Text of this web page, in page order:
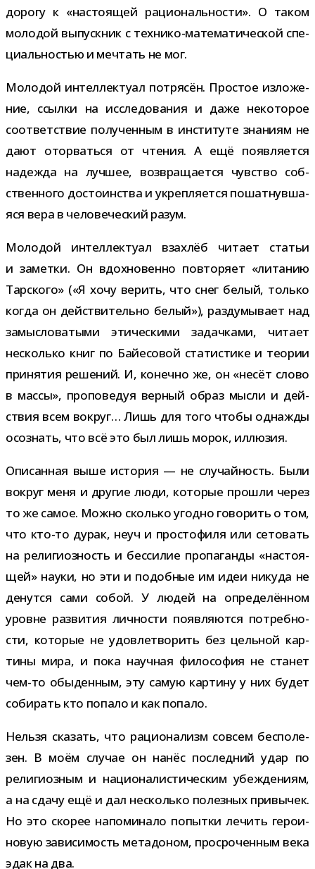
дорогу к «насто­я­щей раци­о­наль­но­сти». О таком
моло­дой выпуск­ник с технико-​математической спе­
ци­аль­но­стью и меч­тать не мог.
Молодой интел­лек­туал потря­сён. Простое изло­же­
ние, ссылки на иссле­до­ва­ния и даже неко­то­рое
соот­вет­ствие полу­чен­ным в инсти­туте зна­ниям не
дают ото­рваться от чте­ния. А ещё появ­ля­ется
надежда на луч­шее, воз­вра­ща­ется чув­ство соб­
ствен­ного досто­ин­ства и укреп­ля­ется пошат­нув­ша­
яся вера в чело­ве­че­ский разум.
Молодой интел­лек­туал вза­хлёб читает ста­тьи
и заметки. Он вдох­но­венно повто­ряет «лита­нию
Тарского» («Я хочу верить, что снег белый, только
когда он дей­стви­тельно белый»), раз­ду­мы­вает над
замыс­ло­ва­тыми эти­че­скими задач­ками, читает
несколько книг по Байесовой ста­ти­стике и тео­рии
при­ня­тия реше­ний. И, конечно же, он «несёт слово
в массы», про­по­ве­дуя вер­ный образ мысли и дей­
ствия всем вокруг… Лишь для того чтобы одна­жды
осо­знать, что всё это был лишь морок, иллюзия.
Описанная выше исто­рия — не слу­чай­ность. Были
вокруг меня и дру­гие люди, кото­рые про­шли через
то же самое. Можно сколько угодно гово­рить о том,
что кто-​то дурак, неуч и про­сто­филя или сето­вать
на рели­ги­оз­ность и бес­си­лие про­па­ганды «насто­я­
щей» науки, но эти и подоб­ные им идеи никуда не
денутся сами собой. У людей на опре­де­лён­ном
уровне раз­ви­тия лич­но­сти появ­ля­ются потреб­но­
сти, кото­рые не удо­вле­тво­рить без цель­ной кар­
тины мира, и пока науч­ная фило­со­фия не ста­нет
чем-​то обы­ден­ным, эту самую кар­тину у них будет
соби­рать кто попало и как попало.
Нельзя ска­зать, что раци­о­на­лизм совсем бес­по­ле­
зен. В моём слу­чае он нанёс послед­ний удар по
рели­ги­оз­ным и наци­о­на­ли­сти­че­ским убеж­де­ниям,
а на сдачу ещё и дал несколько полез­ных при­вы­чек.
Но это ско­рее напо­ми­нало попытки лечить геро­и­
но­вую зави­си­мость мета­до­ном, про­сро­чен­ным века
эдак на два.